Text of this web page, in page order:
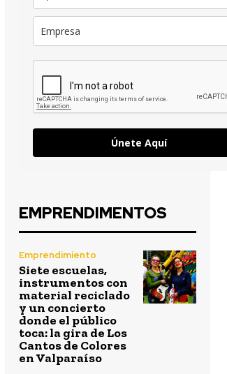
Únete Aquí
EMPRENDIMENTOS
Emprendimiento
Siete escuelas,
instrumentos con
material reciclado
y un concierto
donde el público
toca: la gira de Los
Cantos de Colores
en Valparaíso